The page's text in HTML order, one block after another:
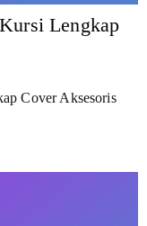
Lengkap
Cover Aksesoris